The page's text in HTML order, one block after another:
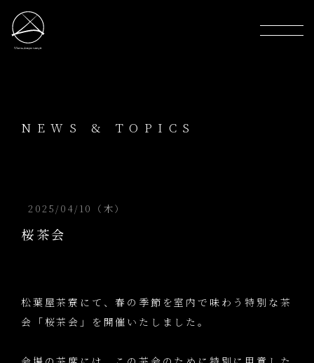
NEWS & TOPICS
2025/04/10（木）
桜茶会
松葉屋茶寮にて、春の季節を室内で味わう特別な茶
会「桜茶会」を開催いたしました。